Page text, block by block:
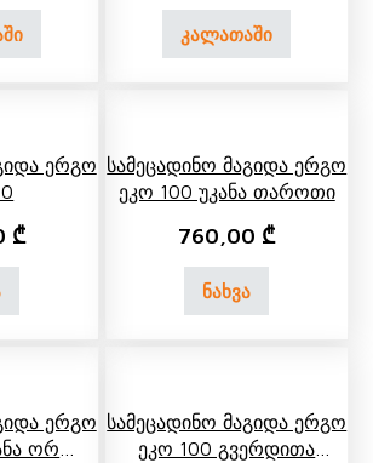
კალათაში
Ერგო
₾
Სამეცადინო Მაგიდა Ერგო
Ეკო 100 Უკანა Თაროთი
760,00 ₾
ნახვა
Ერგო
Ორ
Სამეცადინო Მაგიდა Ერგო
Ეკო 100 Გვერდითა